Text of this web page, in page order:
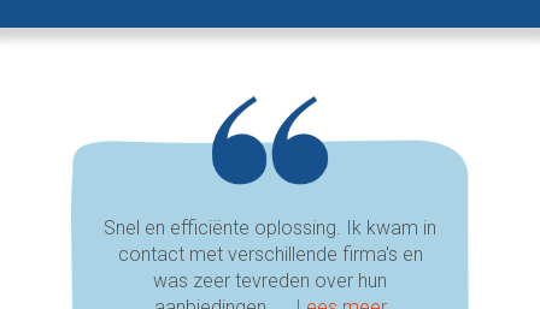
Snel en efficiënte oplossing. Ik kwam in
contact met verschillende firma's en
was zeer tevreden over hun